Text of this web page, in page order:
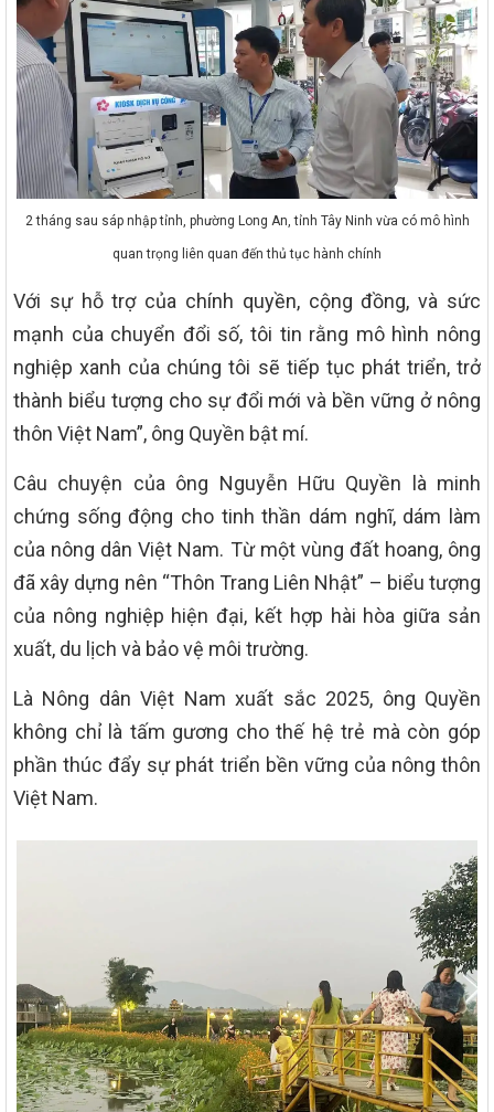
2 tháng sau sáp nhập tỉnh, phường Long An, tỉnh Tây Ninh vừa có mô hình
quan trọng liên quan đến thủ tục hành chính
Với sự hỗ trợ của chính quyền, cộng đồng, và sức
mạnh của chuyển đổi số, tôi tin rằng mô hình nông
nghiệp xanh của chúng tôi sẽ tiếp tục phát triển, trở
thành biểu tượng cho sự đổi mới và bền vững ở nông
thôn Việt Nam”, ông Quyền bật mí.
Câu chuyện của ông Nguyễn Hữu Quyền là minh
chứng sống động cho tinh thần dám nghĩ, dám làm
của nông dân Việt Nam. Từ một vùng đất hoang, ông
đã xây dựng nên “Thôn Trang Liên Nhật” – biểu tượng
của nông nghiệp hiện đại, kết hợp hài hòa giữa sản
xuất, du lịch và bảo vệ môi trường.
Là Nông dân Việt Nam xuất sắc 2025, ông Quyền
không chỉ là tấm gương cho thế hệ trẻ mà còn góp
phần thúc đẩy sự phát triển bền vững của nông thôn
Việt Nam.